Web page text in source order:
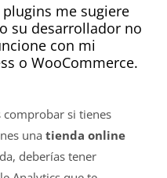
me sugiere
su desarrollador no
con mi
o WooCommerce.
comprobar si tienes
una tienda online
deberías tener